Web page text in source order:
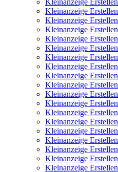
Kleinanzeige Erstellen
Kleinanzeige Erstellen
Kleinanzeige Erstellen
Kleinanzeige Erstellen
Kleinanzeige Erstellen
Kleinanzeige Erstellen
Kleinanzeige Erstellen
Kleinanzeige Erstellen
Kleinanzeige Erstellen
Kleinanzeige Erstellen
Kleinanzeige Erstellen
Kleinanzeige Erstellen
Kleinanzeige Erstellen
Kleinanzeige Erstellen
Kleinanzeige Erstellen
Kleinanzeige Erstellen
Kleinanzeige Erstellen
Kleinanzeige Erstellen